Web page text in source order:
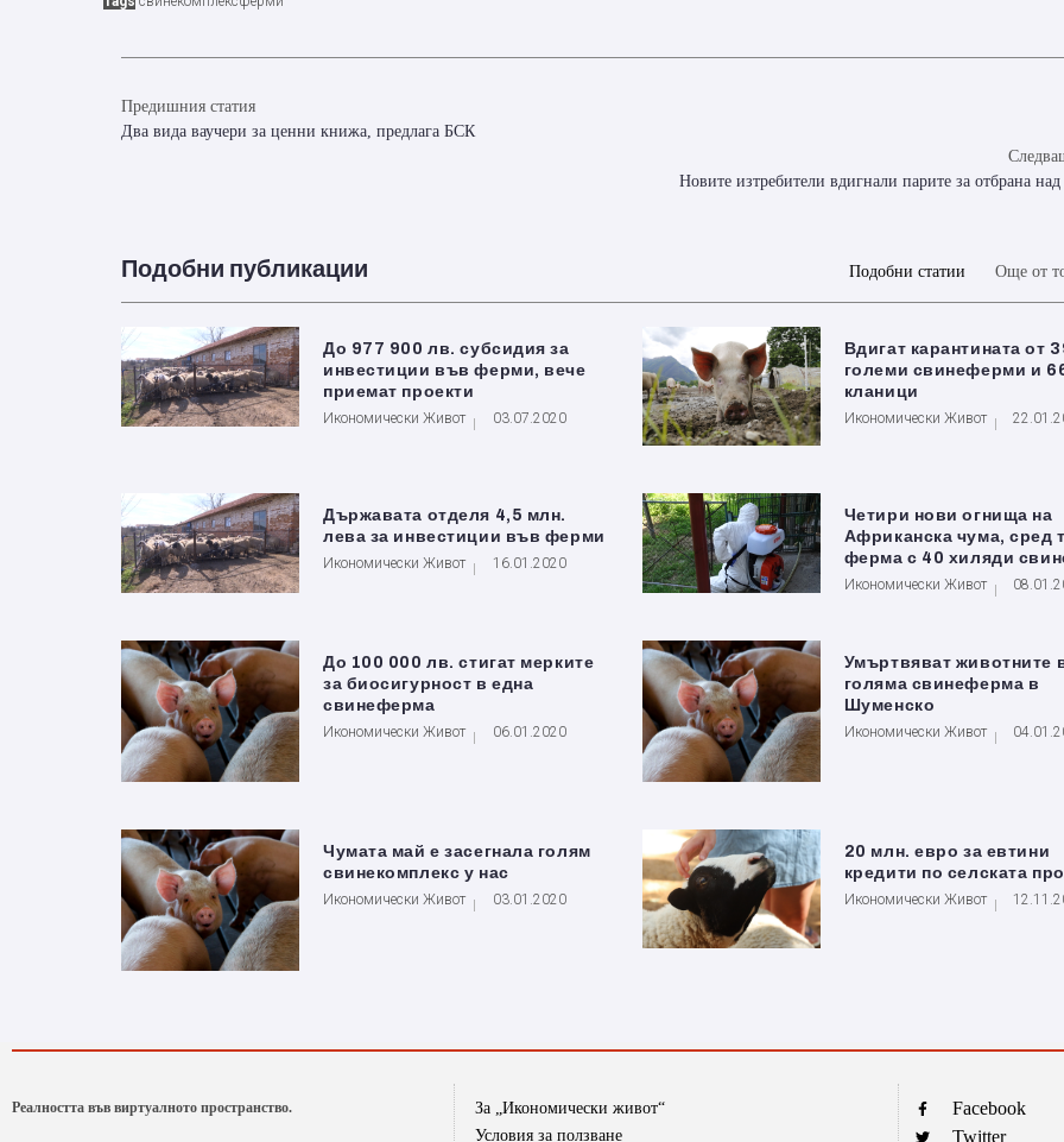
Предишния статия
Два вида ваучери за ценни книжа, предлага БСК
Новите изтребители вдигнали парите за отбрана
Подобни публикации Подобни статии Още от
До 977 900 лв. субсидия за
инвестиции във ферми, вече
приемат проекти
Икономически Живот 03.07.2020
Вдигат карантината от
големи свинеферми и
кланици
Икономически Живот
Държавата отделя 4,5 млн.
лева за инвестиции във ферми
Икономически Живот 16.01.2020
Четири нови огнища на
Африканска чума, сред
ферма с 40 хиляди
Икономически Живот
До 100 000 лв. стигат мерките
за биосигурност в една
свинеферма
Икономически Живот 06.01.2020
Умъртвяват животните
голяма свинеферма в
Шуменско
Икономически Живот
Чумата май е засегнала голям
свинекомплекс у нас
Икономически Живот 03.01.2020
20 млн. евро за евтини
кредити по селската
Икономически Живот
Реалността във виртуалното пространство.
За „Икономически живот“
Условия за ползване
Facebook
Twitter